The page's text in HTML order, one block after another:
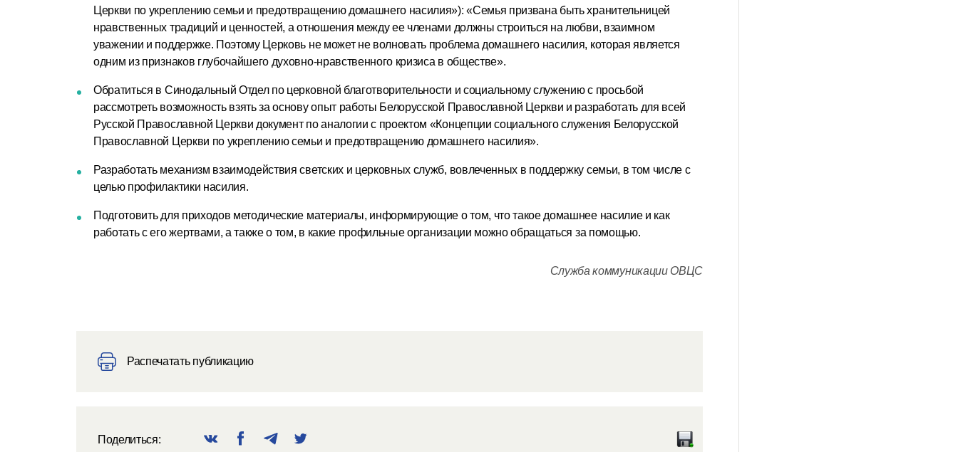
Церкви по укреплению семьи и предотвращению домашнего насилия»): «Семья призвана быть хранительницей
нравственных традиций и ценностей, а отношения между ее членами должны строиться на любви, взаимном
уважении и поддержке. Поэтому Церковь не может не волновать проблема домашнего насилия, которая является
одним из признаков глубочайшего духовно-нравственного кризиса в обществе».
Обратиться в Синодальный Отдел по церковной благотворительности и социальному служению с просьбой
рассмотреть возможность взять за основу опыт работы Белорусской Православной Церкви и разработать для всей
Русской Православной Церкви документ по аналогии с проектом «Концепции социального служения Белорусской
Православной Церкви по укреплению семьи и предотвращению домашнего насилия».
Разработать механизм взаимодействия светских и церковных служб, вовлеченных в поддержку семьи, в том числе с
целью профилактики насилия.
Подготовить для приходов методические материалы, информирующие о том, что такое домашнее насилие и как
работать с его жертвами, а также о том, в какие профильные организации можно обращаться за помощью.
Служба коммуникации ОВЦС
Распечатать публикацию
Поделиться: